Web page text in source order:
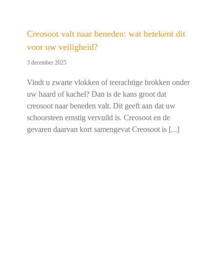
Creosoot valt naar beneden: wat betekent dit
voor uw veiligheid?
3 december 2025
Vindt u zwarte vlokken of teerachtige brokken onder
uw haard of kachel? Dan is de kans groot dat
creosoot naar beneden valt. Dit geeft aan dat uw
schoorsteen ernstig vervuild is. Creosoot en de
gevaren daarvan kort samengevat Creosoot is [...]